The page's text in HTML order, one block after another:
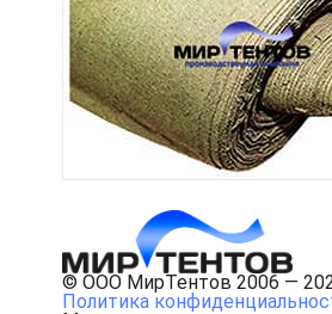
© ООО МирТентов 2006 —
Политика